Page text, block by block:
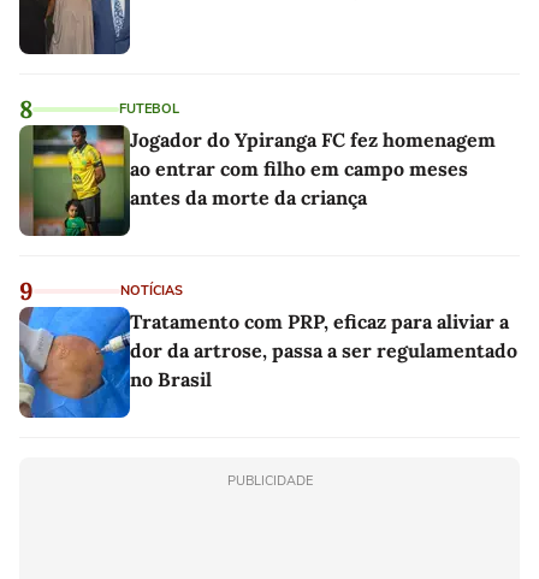
8 FUTEBOL
Jogador do Ypiranga FC fez homenagem
ao entrar com filho em campo meses
antes da morte da criança
9 NOTÍCIAS
Tratamento com PRP, eficaz para aliviar a
dor da artrose, passa a ser regulamentado
no Brasil
PUBLICIDADE